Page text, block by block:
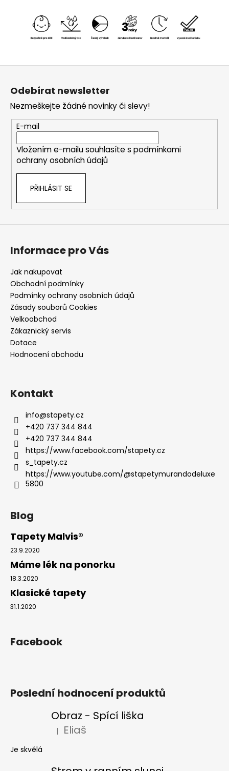
Z
Odebírat newsletter
Nezmeškejte žádné novinky či slevy!
E-mail
Vložením e-mailu souhlasíte s podmínkami
ochrany osobních údajů
PŘIHLÁSIT SE
Informace pro Vás
Jak nakupovat
Obchodní podmínky
Podmínky ochrany osobních údajů
Zásady souborů Cookies
Velkoobchod
Zákaznický servis
Dotace
Hodnocení obchodu
Kontakt
info@stapety.cz
+420 737 344 844
+420 737 344 844
https://www.facebook.com/stapety.cz
s_tapety.cz
https://www.youtube.com/@stapetymurandodeluxe
5800
Blog
Tapety Malvis®
23.9.2020
Máme lék na ponorku
18.3.2020
Klasické tapety
31.1.2020
Facebook
Poslední hodnocení produktů
Obraz - Spící liška
Hodnocení produktu je 5 z 5 hvězdiček.
| Eliaš
Je skvělá